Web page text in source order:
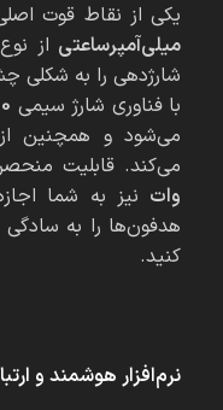
یکی از نقاط قوت
میلی‌آمپرساعتی از
شارژدهی را به شکلی
با فناوری شارژ سیمی
می‌کند. قابلیت
وات نیز به شما
هدفون‌ها را به
کنید.
نرم‌افزار هوشمند و